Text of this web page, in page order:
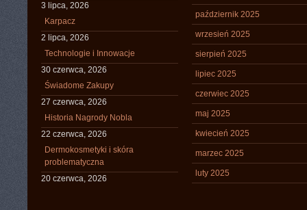
3 lipca, 2026
Karpacz
2 lipca, 2026
Technologie i Innowacje
30 czerwca, 2026
Świadome Zakupy
27 czerwca, 2026
Historia Nagrody Nobla
22 czerwca, 2026
Dermokosmetyki i skóra
problematyczna
20 czerwca, 2026
październik 2025
wrzesień 2025
sierpień 2025
lipiec 2025
czerwiec 2025
maj 2025
kwiecień 2025
marzec 2025
luty 2025